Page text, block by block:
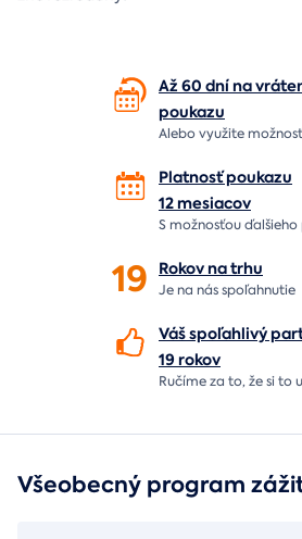
Až 60 dní na
poukazu
Alebo využite
Platnosť poukazu
12 mesiacov
S možnosťou
19 Rokov natrhu
Je na násspoľahnutie
Váš spoľahlivý
19 rokov
Ručíme za to,že si to
Všeobecný program